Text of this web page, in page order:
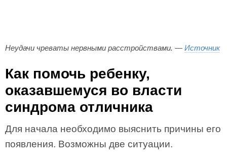
Неудачи чреваты нервными расстройствами. — Источник
Как помочь ребенку,
оказавшемуся во власти
синдрома отличника
Для начала необходимо выяснить причины его
появления. Возможны две ситуации.